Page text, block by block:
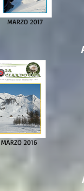
MARZO 2017
MARZO 2016